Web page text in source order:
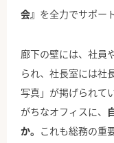
会』 を全力でサポー
廊下の壁には、社員
られ、社長室には社
写真」が掲げられて
がちなオフィスに、
か。 これも総務の重